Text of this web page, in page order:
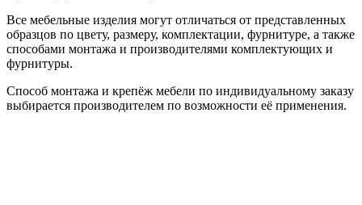
Все мебельные изделия могут отличаться от представленных
образцов по цвету, размеру, комплектации, фурнитуре, а также
способами монтажа и производителями комплектующих и
фурнитуры.
Способ монтажа и крепёж мебели по индивидуальному заказу
выбирается производителем по возможности её применения.